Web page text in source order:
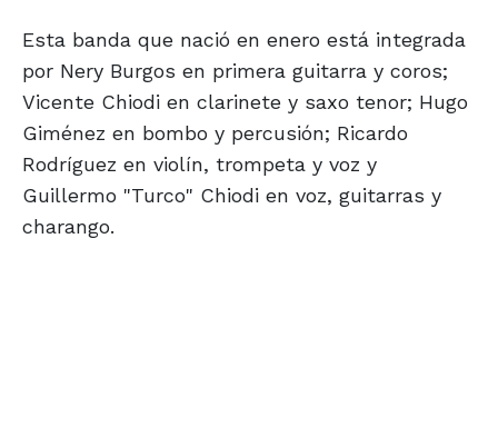
Esta banda que nació en enero está integrada
por Nery Burgos en primera guitarra y coros;
Vicente Chiodi en clarinete y saxo tenor; Hugo
Giménez en bombo y percusión; Ricardo
Rodríguez en violín, trompeta y voz y
Guillermo "Turco" Chiodi en voz, guitarras y
charango.